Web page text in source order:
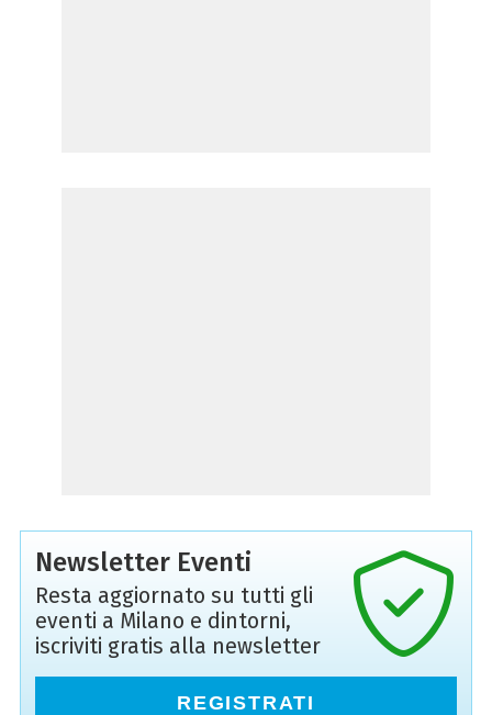
Newsletter Eventi
Resta aggiornato su tutti gli
eventi a Milano e dintorni,
iscriviti gratis alla newsletter
REGISTRATI